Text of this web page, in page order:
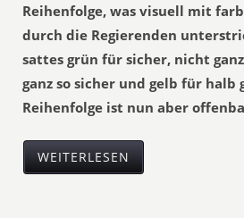
Reihenfolge, was visuell mit
durch die Regierenden
sattes grün für sicher, nicht
ganz so sicher und gelb für halb
Reihenfolge ist nun aber
WEITERLESEN